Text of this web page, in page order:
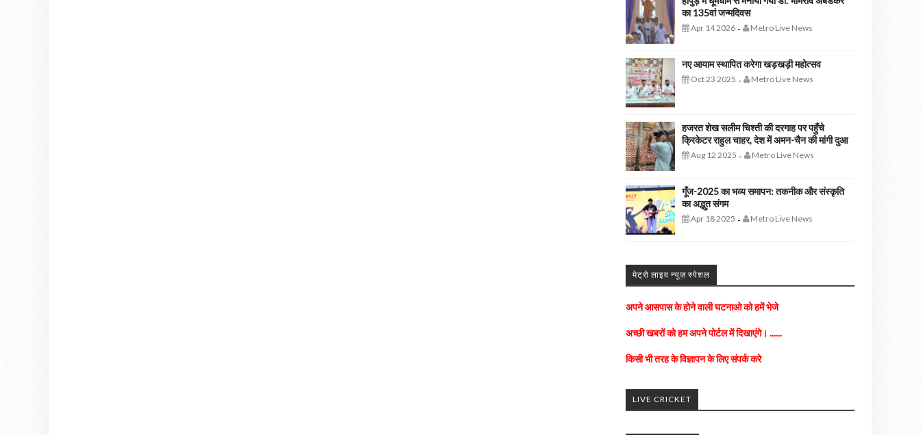
का 135वां जन्मदिवस
Apr 14 2026 - Metro Live News
नए आयाम स्थापित करेगा खड़खड़ी महोत्सव
Oct 23 2025 - Metro Live News
हजरत शेख सलीम चिश्ती की दरगाह पर पहुँचे
क्रिकेटर राहुल चाहर, देश में अमन-चैन की मांगी दुआ
Aug 12 2025 - Metro Live News
गूँज-2025 का भव्य समापन: तकनीक और संस्कृति
का अद्भुत संगम
Apr 18 2025 - Metro Live News
मेट्रो लाइव न्यूज़ स्पेशल
अपने आसपास के होने वाली घटनाओ को हमें भेजे
अच्छी खबरों को हम अपने पोर्टल में दिखाएंगे। ......
किसी भी तरह के विज्ञापन के लिए संपर्क करे
LIVE CRICKET